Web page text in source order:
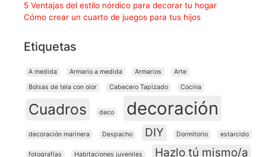
5 Ventajas del estilo nórdico para decorar tu hogar
Cómo crear un cuarto de juegos para tus hijos
Etiquetas
A medida Armario a medida Armarios
Arte
Bolsas de tela con olor
Cabecero Tapizado Cocina
Cuadros deco decoración
decoración marinera Despacho DIY Dormitorio estarcido
fotografías Habitaciones juveniles
Hazlo tú mismo/a